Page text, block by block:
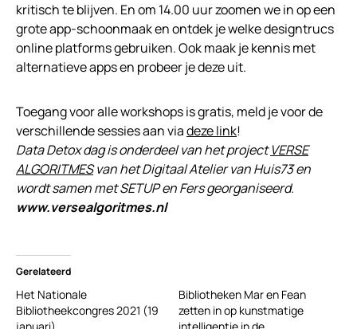
kritisch te blijven. En om 14.00 uur zoomen we in op een
grote app-schoonmaak en ontdek je welke designtrucs
online platforms gebruiken. Ook maak je kennis met
alternatieve apps en probeer je deze uit.
Toegang voor alle workshops is gratis, meld je voor de
verschillende sessies aan viadeze link!
Data Detox dag is onderdeel van het projectVERSE
ALGORITMESvan het Digitaal Atelier van Huis73 en
wordt samen met SETUP en Fers georganiseerd.
www.versealgoritmes.nl
Gerelateerd
Het Nationale
Bibliotheekcongres 2021 (19
Bibliotheken Mar en Fean
zetten in op kunstmatige